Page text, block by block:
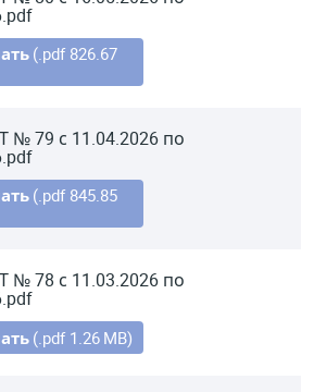
(.pdf 826.67
79 с 11.04.2026 по
(.pdf 845.85
78 с 11.03.2026 по
(.pdf 1.26 MB)